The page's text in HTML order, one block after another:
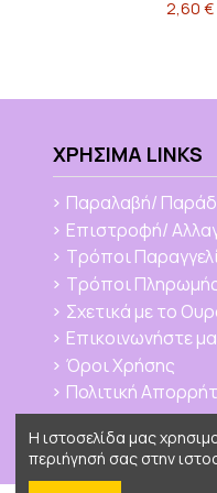
2,60 €
ΧΡΉΣΙΜΑ LINKS
Παραλαβή/
Επιστροφή/
Τρόποι
Τρόποι
Σχετικά με το
Επικοινωνήστε
Όροι Χρήσης
Πολιτική
Η ιστοσελίδα μας
περιήγησή σας στην